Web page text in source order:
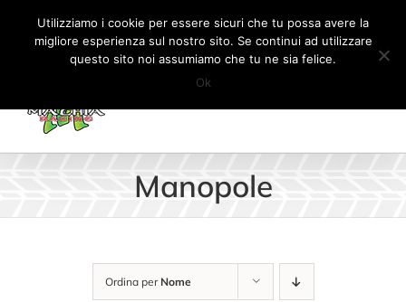
Salta
contenuto
Il mio account CARRELLO
Manopole
Ordina per Nome
Utilizziamo i cookie per essere sicuri che tu possa avere la
migliore esperienza sul nostro sito. Se continui ad utilizzare
questo sito noi assumiamo che tu ne sia felice.
Ok